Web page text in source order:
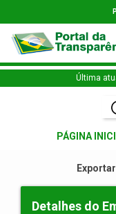
Última
PÁGINA
Detalhes do